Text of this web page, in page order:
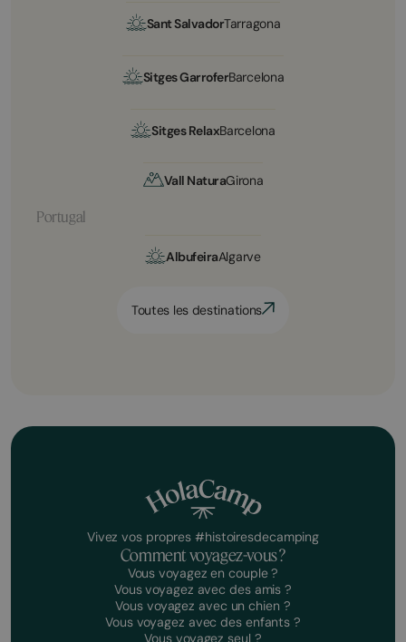
Sant SalvadorTarragona
Sitges GarroferBarcelona
Sitges RelaxBarcelona
Vall NaturaGirona
Portugal
AlbufeiraAlgarve
Toutes les destinations
Vivez vos propres #histoiresdecamping
Comment voyagez-vous ?
Vous voyagez en couple ?
Vous voyagez avec des amis ?
Vous voyagez avec un chien ?
Vous voyagez avec des enfants ?
Vous voyagez seul ?